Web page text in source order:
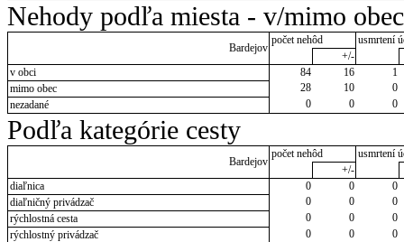
Nehody podľa miesta - v/mimo obec
Bardejov
počet nehôd
usmrtení
+/-
v obci
84 16
1
mimo obec
28 10
0
nezadané
0 0 0
Podľa kategórie cesty
Bardejov
počet nehôd
usmrtení
+/-
diaľnica
0 0
0
diaľničný privádzač
0 0
0
rýchlostná cesta
0 0
0
rýchlostný privádzač
0 0
0